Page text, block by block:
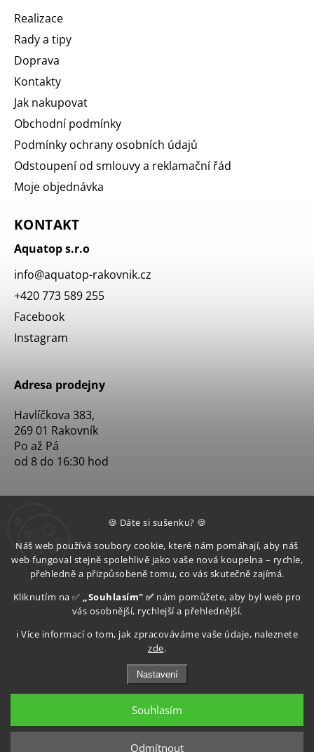
🍪 Dáte si sušenku? 🍪
Náš web používá soubory cookie, které nám pomáhají, aby náš
web fungoval stejně spolehlivě jako vaše nová koupelna – rychle,
přehledně a přizpůsobeně tomu, co vás skutečně zajímá.
Kliknutím na ✅ „Souhlasím" ✅ nám pomůžete, aby byl web pro
vás osobnější, rychlejší a přehlednější.
ℹ️ Více informací o tom, jak zpracováváme vaše údaje, naleznete
zde.
Nastavení
Odmítnout
Souhlasím
Realizace
Rady a tipy
Doprava
Kontakty
Jak nakupovat
Obchodní podmínky
Podmínky ochrany osobních údajů
Odstoupení od smlouvy a reklamační řád
Moje objednávka
KONTAKT
Aquatop s.r.o
info@aquatop-rakovnik.cz
+420 773 589 255
Facebook
Instagram
Adresa prodejny
Havlíčkova 383,
269 01 Rakovník
Po až Pá
od 8 do 16:30 hod
Upravit nastavení cookies